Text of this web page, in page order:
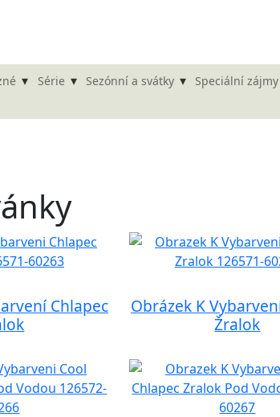
▾ Série ▾ Sezónní a svátky ▾ Speciální zájmy
Chlapec
Obrázek K
Žralok